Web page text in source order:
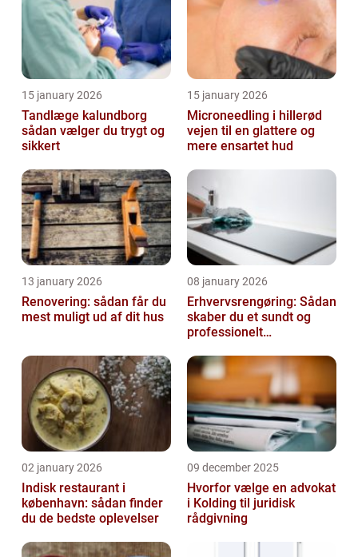
15 january 2026
Tandlæge kalundborg
sådan vælger du trygt og
sikkert
15 january 2026
Microneedling i hillerød
vejen til en glattere og
mere ensartet hud
13 january 2026
Renovering: sådan får du
mest muligt ud af dit hus
08 january 2026
Erhvervsrengøring: Sådan
skaber du et sundt og
professionelt
02 january 2026
Indisk restaurant i
københavn: sådan finder
du de bedste oplevelser
09 december 2025
Hvorfor vælge en advokat
i Kolding til juridisk
rådgivning